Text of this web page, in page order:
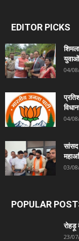
EDITOR PICKS
04/
04/
सांसद
03/
POPULAR
23/